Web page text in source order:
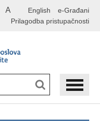
English e-Građani
A
Prilagodba pristupačnosti